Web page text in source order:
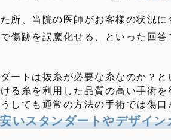
所、当院の医師がお客様の状況
傷跡を誤魔化せる、といった回答
ートは抜糸が必要な糸なのか？
る糸を利用した品質の高い手術を
しても通常の方法の手術では傷口
いスタンダートやデザイ